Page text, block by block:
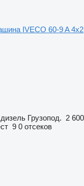
IVECO 60-9 A 4x2
дизель Грузопод. 2 600
9 0 отсеков